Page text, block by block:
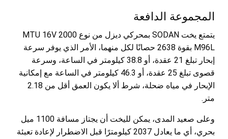
المجموعة الدافعة
يتمتع يخت SODAN بمحركي ديزل من نوع MTU 16V 2000
M96L بقوة 2638 حصانًا لكل منهما، الأمر الذي يوفر سرعة
إبحار تبلغ 21 عقدة، أو 38.8 كيلومتر في الساعة، وسرعة
قصوى تبلغ 25 عقدة، أو 46.3 كيلومتر في الساعة مع إمكانية
الإبحار في مياه ضحلة، شرط ألا يكون العمق أقل من 2.18
متر.
وعلى صعيد المدى، يمكن لليخت أن يجتاز مسافة 1100 ميل
بحري، أي ما يعادل 2037 كيلومترًا قبل الاضطرار لإعادة تعبئة